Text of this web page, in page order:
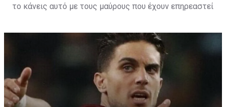
το κάνεις αυτό με τους μαύρους που έχουν επηρεαστεί
ανέφερε χαρακτηριστικά ο 23χρονος ποδοσφαιριστής.